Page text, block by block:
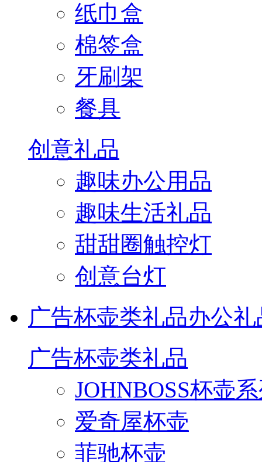
纸巾盒
棉签盒
牙刷架
餐具
创意礼品
趣味办公用品
趣味生活礼品
甜甜圈触控灯
创意台灯
广告杯壶类礼品办公礼
广告杯壶类礼品
JOHNBOSS杯壶
爱奇屋杯壶
菲驰杯壶